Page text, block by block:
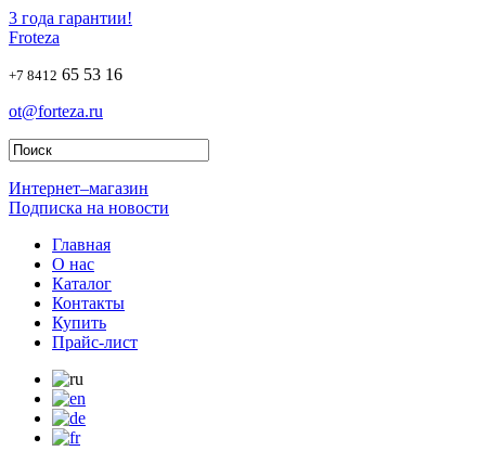
3 года гарантии!
Froteza
+7 8412 65 53 16
ot@forteza.ru
Интернет–магазин
Подписка на новости
Главная
О нас
Каталог
Контакты
Купить
Прайс-лист